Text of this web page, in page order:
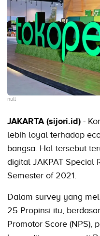
null
JAKARTA (sijori.id) -
lebih loyal terhadap
bangsa. Hal tersebut
digital JAKPAT Special
Semester of 2021.
Dalam survey yang
25 Propinsi itu,
Promotor Score (NPS),